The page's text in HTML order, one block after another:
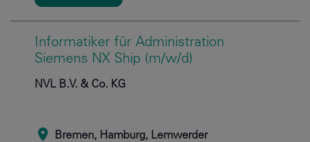
Informatiker für Administration
Siemens NX Ship (m/w/d)
NVL B.V. & Co. KG
Bremen, Hamburg, Lemwerder